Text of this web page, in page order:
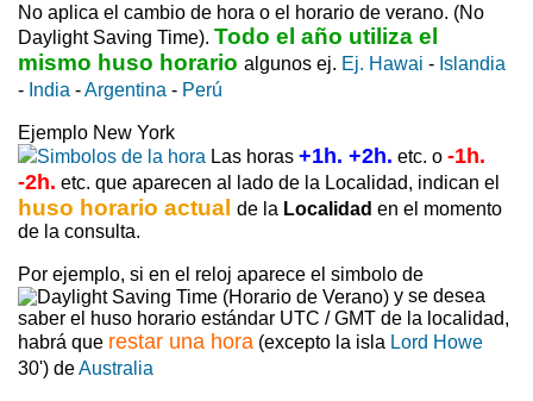
No aplica el cambio de hora o el horario de verano. (No
Daylight Saving Time). Todo el año utiliza el
mismo huso horario algunos ej. Ej. Hawai - Islandia
- India -Argentina - Perú
Ejemplo New York
Las horas +1h. +2h. etc. o -1h.
-2h. etc. que aparecen al lado de la Localidad, indican el
huso horario actual de la Localidad en el momento
de la consulta.
Por ejemplo, si en el reloj aparece el simbolo de
y se desea
saber el huso horario estándar UTC / GMT de la localidad,
habrá que restar una hora (excepto la isla Lord Howe
30') deAustralia